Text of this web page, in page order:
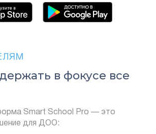
в фокусе все
Smart School Pro — это
для ДОО: